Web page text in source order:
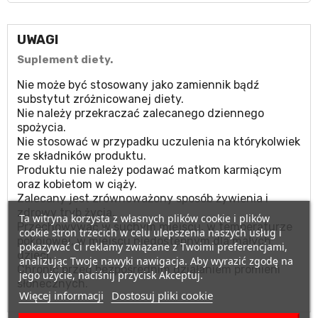
UWAGI
Suplement diety.
Nie może być stosowany jako zamiennik bądź
substytut zróżnicowanej diety.
Nie należy przekraczać zalecanego dziennego
spożycia.
Nie stosować w przypadku uczulenia na którykolwiek
ze składników produktu.
Produktu nie należy podawać matkom karmiącym
oraz kobietom w ciąży.
Zalecany jest zrównoważony sposób żywienia i
zdrowy tryb życia.
Przechowywać w suchym miejscu, w temperaturze
pokojowej, w miejscu niedostępnym dla małych
dzieci.
Chronić przed bezpośrednim działaniem promieni
słonecznych.
Ta witryna korzysta z własnych plików cookie i plików
cookie stron trzecich w celu ulepszenia naszych usług i
pokazywać Ci reklamy związane z Twoimi preferencjami,
analizując Twoje nawyki nawigacja. Aby wyrazić zgodę na
jego użycie, naciśnij przycisk Akceptuj.
Więcej informacji Dostosuj pliki cookie